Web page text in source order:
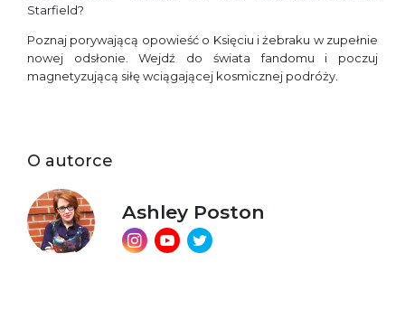
Starfield?
Poznaj porywającą opowieść o Księciu i żebraku w zupełnie
nowej odsłonie. Wejdź do świata fandomu i poczuj
magnetyzującą siłę wciągającej kosmicznej podróży.
O autorce
Ashley Poston